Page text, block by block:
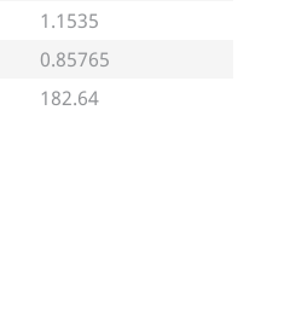
1.1535
0.85765
182.64